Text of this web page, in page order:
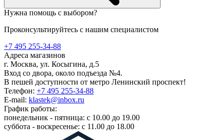
Нужна помощь с выбором?
Проконсультируйтесь с нашим специалистом
+7 495 255-34-88
Адреса магазинов
г. Москва, ул. Косыгина, д.5
Вход со двора, около подъезда №4.
В пешей доступности от метро Ленинский проспект!
Телефон: +7 495 255-34-88
E-mail: klastek@inbox.ru
График работы:
понедельник - пятница: с 10.00 до 19.00
суббота - воскресенье: с 11.00 до 18.00